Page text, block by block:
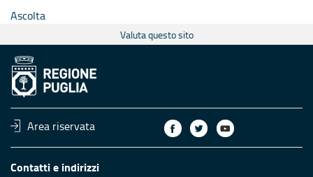
Ascolta
Valuta questo sito
Area riservata
Contatti e indirizzi